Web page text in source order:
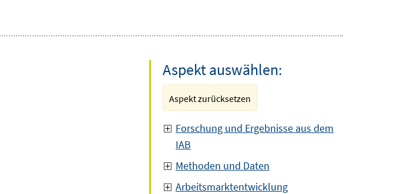
Aspekt auswählen:
Aspekt zurücksetzen
Forschung und Ergebnisse aus dem
IAB
Methoden und Daten
Arbeitsmarktentwicklung